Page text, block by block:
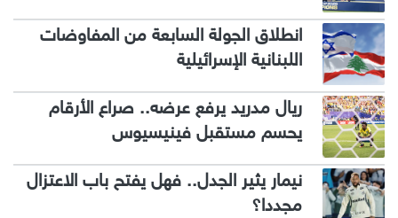
انطلاق الجولة السابعة من المفاوضات
اللبنانية الإسرائيلية
ريال مدريد يرفع عرضه.. صراع الأرقام
يحسم مستقبل فينيسيوس
نيمار يثير الجدل.. فهل يفتح باب الاعتزال
مجددا؟